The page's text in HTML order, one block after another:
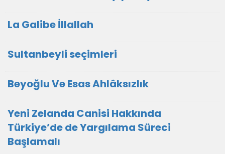
La Galibe İllallah
Sultanbeyli seçimleri
Beyoğlu Ve Esas Ahlâksızlık
Yeni Zelanda Canisi Hakkında
Türkiye’de de Yargılama Süreci
Başlamalı